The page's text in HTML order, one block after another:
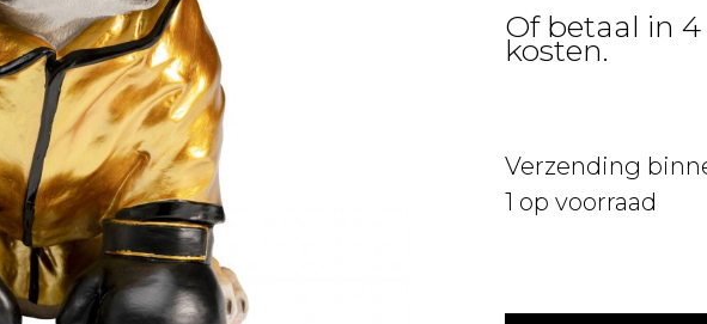
Of betaal in
kosten.
Verzending
1 op voorraad